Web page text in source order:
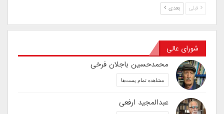
قبلی بعدی
شورای عالی
محمدحسین باجلان فرخی
مشاهده تمام پست‌ها
عبدالمجید ارفعی